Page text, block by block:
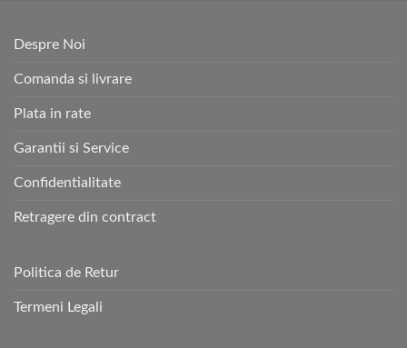
Despre Noi
Comanda si livrare
Plata in rate
Garantii si Service
Confidentialitate
Retragere din contract
Politica de Retur
Termeni Legali